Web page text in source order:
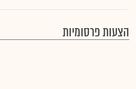
הצעות פרסומיות